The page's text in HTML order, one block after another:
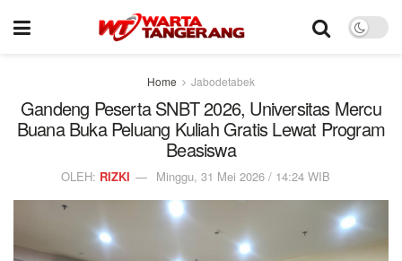
Home Jabodetabek
Gandeng Peserta SNBT 2026, Universitas Mercu
Buana Buka Peluang Kuliah Gratis Lewat Program
Beasiswa
OLEH: RIZKI Minggu, 31 Mei 2026 / 14:24 WIB